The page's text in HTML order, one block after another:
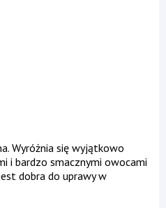
Wyróżnia się wyjątkowo
i bardzo smacznymi owocami
dobra do uprawy w